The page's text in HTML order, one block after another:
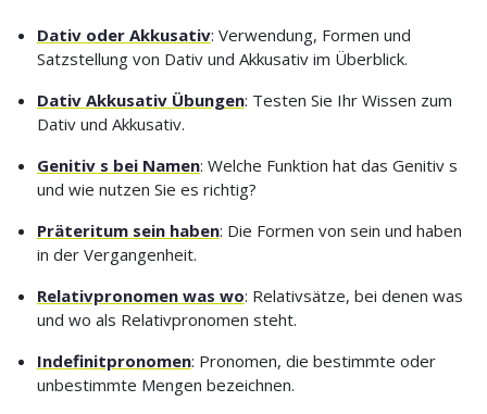
Dativ oder Akkusativ: Verwendung, Formen und
Satzstellung von Dativ und Akkusativ im Überblick.
Dativ Akkusativ Übungen: Testen Sie Ihr Wissen zum
Dativ und Akkusativ.
Genitiv s bei Namen: Welche Funktion hat das Genitiv s
und wie nutzen Sie es richtig?
Präteritum sein haben: Die Formen von sein und haben
in der Vergangenheit.
Relativpronomen was wo: Relativsätze, bei denen was
und wo als Relativpronomen steht.
Indefinitpronomen: Pronomen, die bestimmte oder
unbestimmte Mengen bezeichnen.